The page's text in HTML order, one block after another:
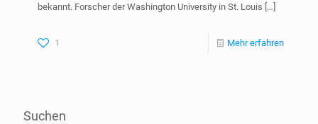
bekannt. Forscher der Washington University in St. Louis […]
1 Mehr erfahren
Suchen